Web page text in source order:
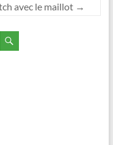
avec le maillot →